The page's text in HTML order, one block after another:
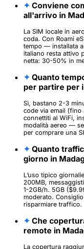
✦ Conviene
all'arrivo in
La SIM locale in
coda. Con Roami
tempo — installata a
italiano resta attivo
netta: 30-50% in
✦ Quanto
per partire per
Sì, bastano 2-3
code via email (fino
connettiti al WiFi,
modalità aereo —
per comprare una
✦ Quanto
giorno in
L’uso tipico
200MB,
1-2GB/h. 5GB
moderato.
risparmiare traffico.
✦ Che
remote in
La copertura